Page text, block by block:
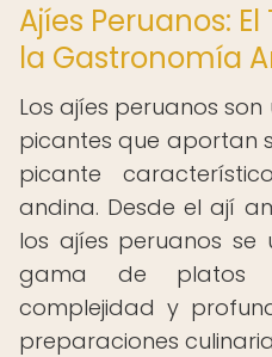
Ajíes Peruanos:
la Gastronomía
Los ajíes peruanos
picantes que aportan
picante
andina. Desde el ají
los ajíes peruanos se
gama de platos
complejidad y
preparaciones